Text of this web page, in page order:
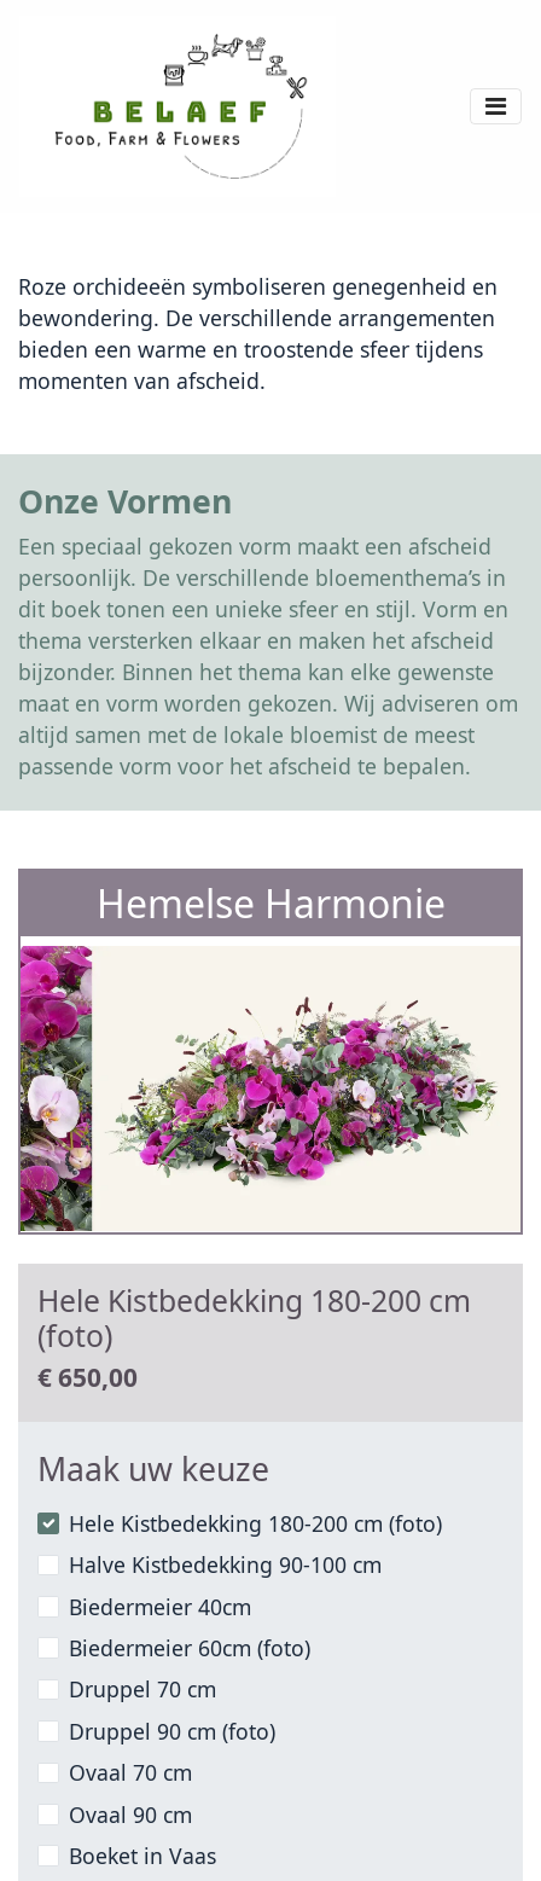
Roze orchideeën symboliseren genegenheid en
bewondering. De verschillende arrangementen
bieden een warme en troostende sfeer tijdens
momenten van afscheid.
Onze Vormen
Een speciaal gekozen vorm maakt een afscheid
persoonlijk. De verschillende bloementhema’s in
dit boek tonen een unieke sfeer en stijl. Vorm en
thema versterken elkaar en maken het afscheid
bijzonder. Binnen het thema kan elke gewenste
maat en vorm worden gekozen. Wij adviseren om
altijd samen met de lokale bloemist de meest
passende vorm voor het afscheid te bepalen.
Hemelse Harmonie
Hele Kistbedekking 180-200 cm
(foto)
€650,00
Maak uw keuze
Hele Kistbedekking 180-200 cm (foto)
Halve Kistbedekking 90-100 cm
Biedermeier 40cm
Biedermeier 60cm (foto)
Druppel 70 cm
Druppel 90 cm (foto)
Ovaal 70 cm
Ovaal 90 cm
Boeket in Vaas